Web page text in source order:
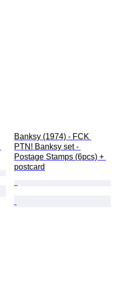
Banksy (1974) - FCK
PTN! Banksy set -
Postage Stamps (6pcs) +
postcard